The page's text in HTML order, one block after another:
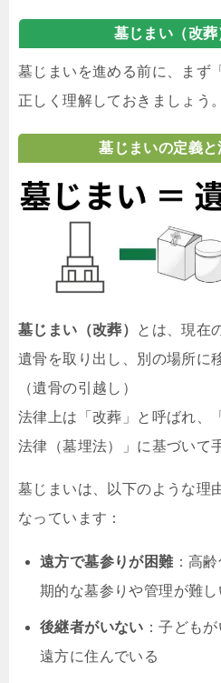
墓じまい（改葬
墓じまいを進める前に、まず
正しく理解しておきましょう。
墓じまいの定義
墓じまい（改葬）
とは、現在
遺骨を取り出し、別の場所に
（遺骨の引越し）
法律上は「改葬」と呼ばれ、
法律（墓埋法）」に基づいて
墓じまいは、以下のような理
なっています：
遠方で墓参りが困難：高
期的な墓参りや管理が難し
後継者がいない ：子ども
遠方に住んでいる